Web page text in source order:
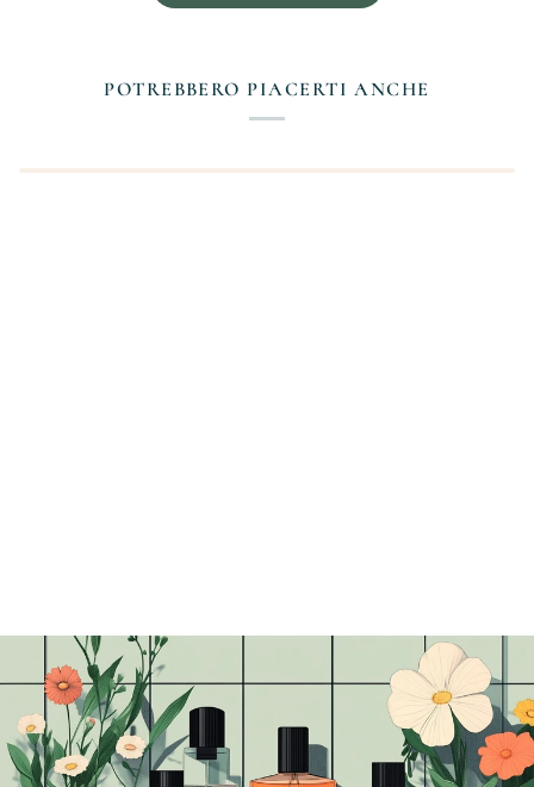
POTREBBERO PIACERTI ANCHE